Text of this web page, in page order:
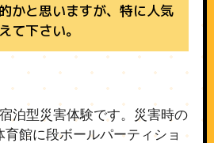
かと思いますが、特に人気
て下さい。
泊型災害体験です。災害時の
館に段ボールパーティショ